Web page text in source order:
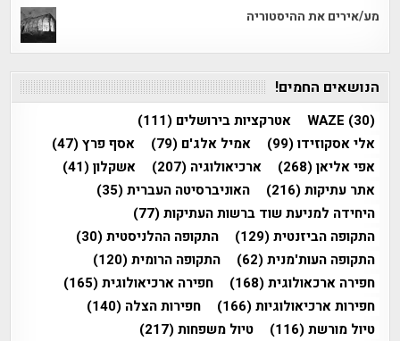
מע/אירים את ההיסטוריה
הנושאים החמים!
WAZE (30) אטרקציות בירושלים (111)
אלי אסקוזידו(99) אמיל אלג'ם (79) אסף פרץ(47)
אפי אליאן(268) ארכיאולוגיה (207) אשקלון(41)
אתר עתיקות(216) האוניברסיטה העברית(35)
היחידה למניעת שוד ברשות העתיקות(77)
התקופה הביזנטית(129) התקופה ההלניסטית(30)
התקופה העות'מנית(62) התקופה הרומית(120)
חפירה ארכאולוגית(168) חפירה ארכיאולוגית(165)
חפירות ארכיאולוגיות(166) חפירות הצלה (140)
טיול מורשת(116) טיול משפחות(217)